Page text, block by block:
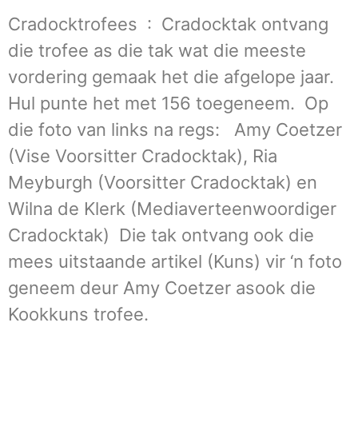
Cradocktrofees : Cradocktak ontvang
die trofee as die tak wat die meeste
vordering gemaak het die afgelope jaar.
Hul punte het met 156 toegeneem. Op
die foto van links na regs: Amy Coetzer
(Vise Voorsitter Cradocktak), Ria
Meyburgh (Voorsitter Cradocktak) en
Wilna de Klerk (Mediaverteenwoordiger
Cradocktak) Die tak ontvang ook die
mees uitstaande artikel (Kuns) vir ‘n foto
geneem deur Amy Coetzer asook die
Kookkuns trofee.